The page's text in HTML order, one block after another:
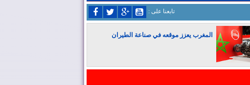
: تابعنا على
المغرب يعزز موقعه في صناعة الطيران